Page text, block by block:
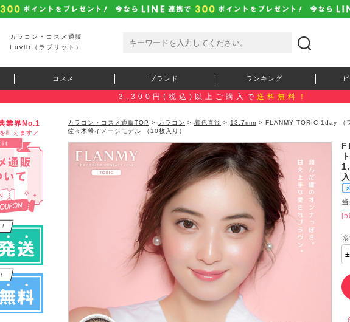
カラコン・コスメ通販
Luvlit（ラブリット）
コスメ ブランド ランキング
3,300円(税込)以上ご購入で 送料無料！
業界No.1
叶えます／
カラコン・コスメ通販TOP > カラコン > 着色直径 > 13.7mm > FLANMY TORIC 1day （
佐々木希イメージモデル （10枚入り）